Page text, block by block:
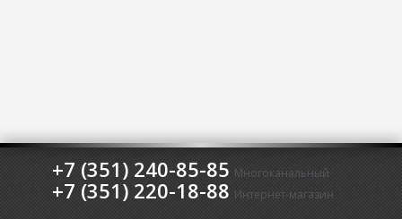
+7 (351) 240-85-85 Многоканальный
+7 (351) 220-18-88 Интернет-магазин